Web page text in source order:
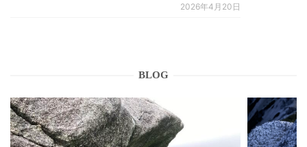
2026年4月20日
BLOG